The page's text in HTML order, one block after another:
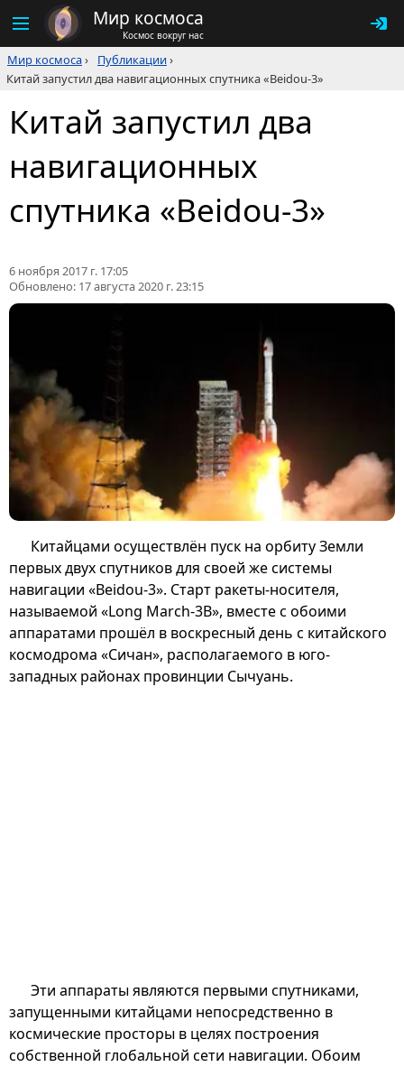
Мир космоса
Космос вокруг нас
Мир космоса› Публикации›
Китай запустил два навигационных спутника «Beidou-3»
Китай запустил два
навигационных
спутника «Beidou-3»
6 ноября 2017 г. 17:05
Обновлено: 17 августа 2020 г. 23:15
Китайцами осуществлён пуск на орбиту Земли
первых двух спутников для своей же системы
навигации «Beidou-3». Старт ракеты-носителя,
называемой «Long March-3B», вместе с обоими
аппаратами прошёл в воскресный день с китайского
космодрома «Сичан», располагаемого в юго-
западных районах провинции Сычуань.
Эти аппараты являются первыми спутниками,
запущенными китайцами непосредственно в
космические просторы в целях построения
собственной глобальной сети навигации. Обоим